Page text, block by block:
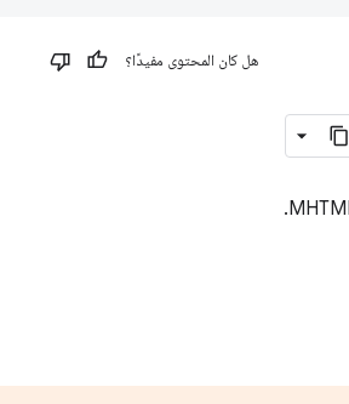
هل كان المحتوى مفيدًا؟